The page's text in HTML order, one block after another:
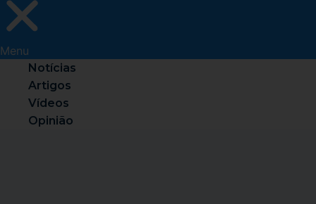
Menu
Notícias
Artigos
Vídeos
Opinião